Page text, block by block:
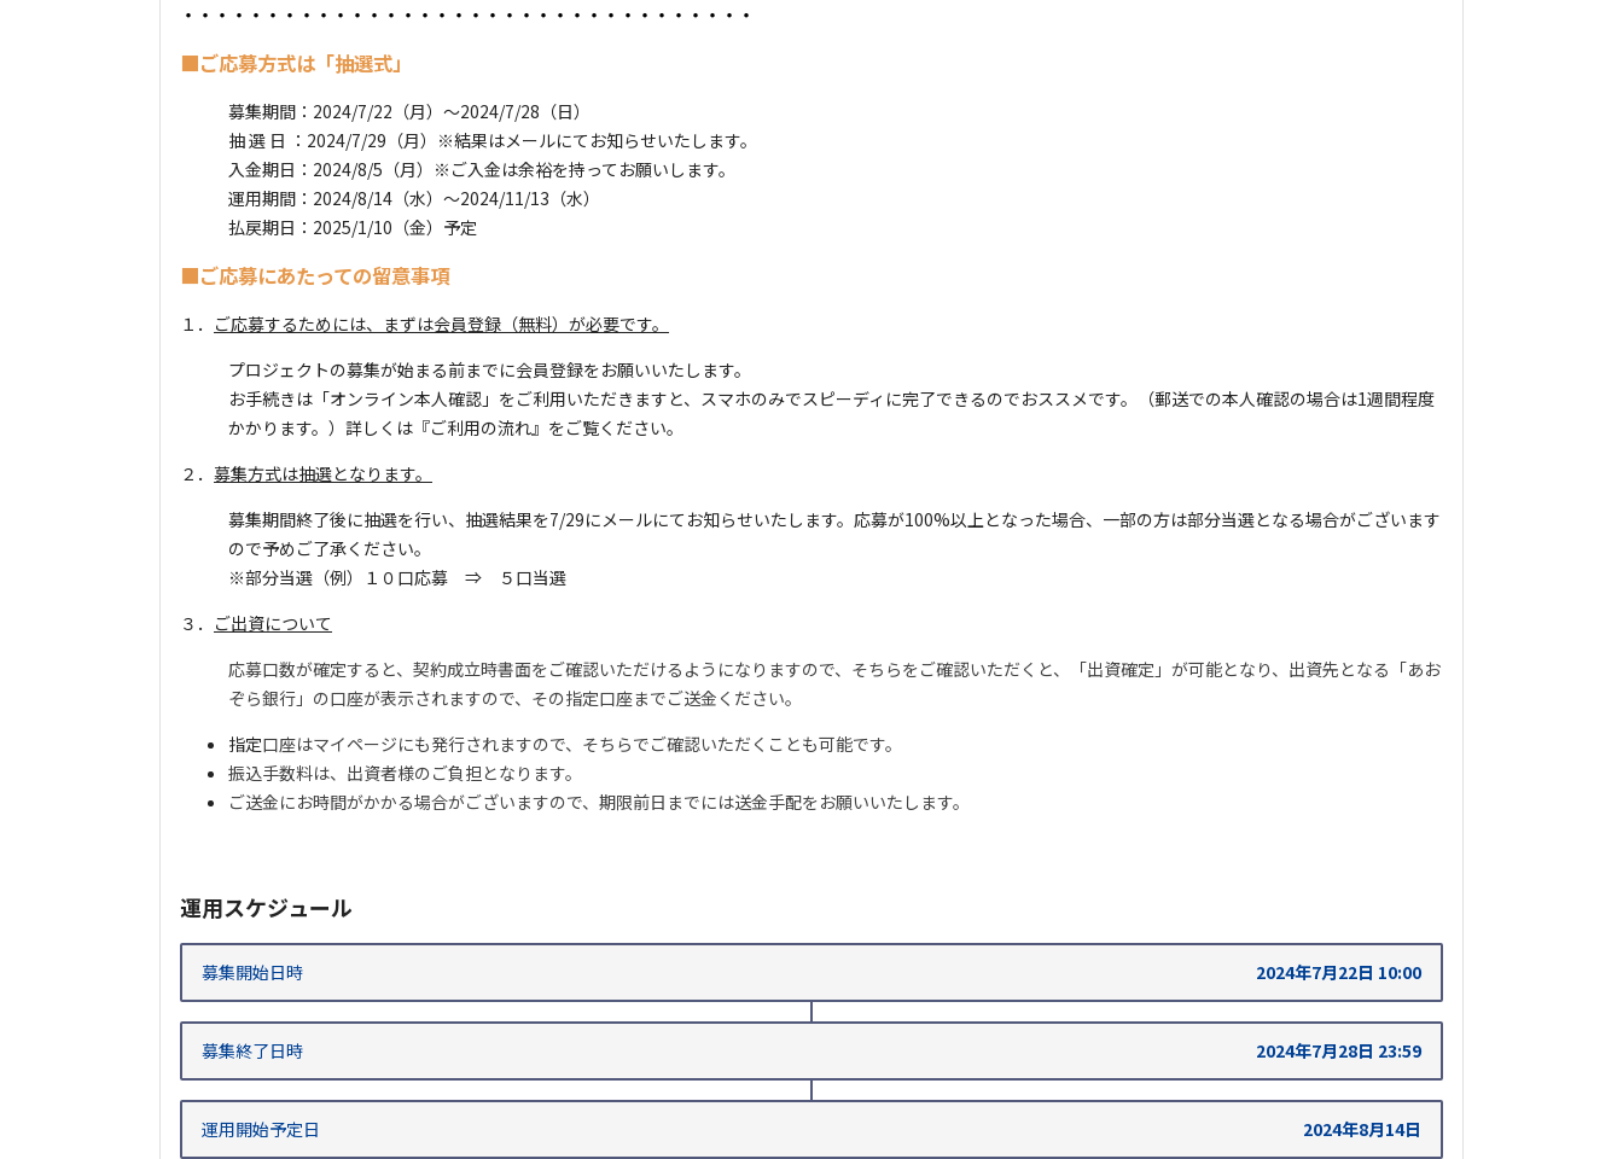
・・・・・・・・・・・・・・・・・・・・・・・・・・・・・・・・・・
■ご応募方式は「抽選式」
募集期間：2024/7/22（月）～2024/7/28（日）
抽 選 日 ：2024/7/29（月）※結果はメールにてお知らせいたします。
入金期日：2024/8/5（月）※ご入金は余裕を持ってお願いします。
運用期間：2024/8/14（水）〜2024/11/13（水）
払戻期日：2025/1/10（金）予定
■ご応募にあたっての留意事項
１． ご応募するためには、まずは会員登録（無料）が必要です。
プロジェクトの募集が始まる前までに会員登録をお願いいたします。
お手続きは「オンライン本人確認」をご利用いただきますと、スマホのみでスピーディに完了できるのでおススメです。（郵送での本人確認の場合は1週間程度
かかります。）詳しくは『ご利用の流れ』をご覧ください。
２． 募集方式は抽選となります。
募集期間終了後に抽選を行い、抽選結果を7/29にメールにてお知らせいたします。応募が100%以上となった場合、一部の方は部分当選となる場合がございます
ので予めご了承ください。
※部分当選（例）１０口応募 ⇒ ５口当選
３． ご出資について
応募口数が確定すると、契約成立時書面をご確認いただけるようになりますので、そちらをご確認いただくと、「出資確定」が可能となり、出資先となる「あお
ぞら銀行」の口座が表示されますので、その指定口座までご送金ください。
指定口座はマイページにも発行されますので、そちらでご確認いただくことも可能です。
振込手数料は、出資者様のご負担となります。
ご送金にお時間がかかる場合がございますので、期限前日までには送金手配をお願いいたします。
運用スケジュール
募集開始日時 2024年7月22日 10:00
募集終了日時 2024年7月28日 23:59
運用開始予定日 2024年8月14日